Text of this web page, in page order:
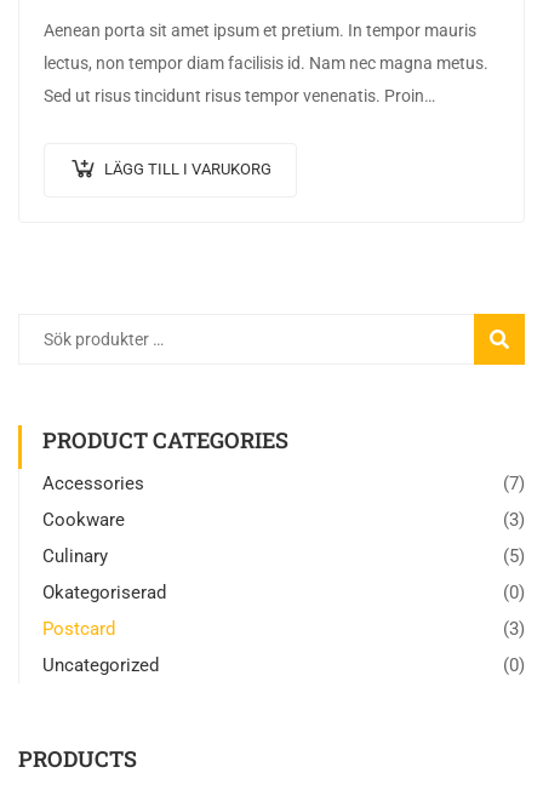
Aenean porta sit amet ipsum et pretium. In tempor mauris
lectus, non tempor diam facilisis id. Nam nec magna metus.
Sed ut risus tincidunt risus tempor venenatis. Proin
LÄGG TILL I VARUKORG
SÖK
PRODUCT CATEGORIES
Accessories
(7)
Cookware
(3)
Culinary
(5)
Okategoriserad
(0)
Postcard
(3)
Uncategorized
(0)
PRODUCTS